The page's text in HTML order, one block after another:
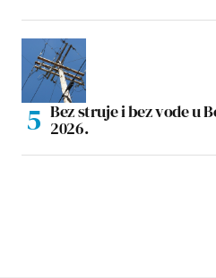
Bez struje i bez vode u
2026.